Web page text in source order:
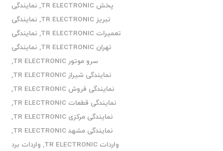
پخش TR ELECTRONIC
, نمایندگی
تبریز TR ELECTRONIC
, نمایندگی
تعمیرات TR ELECTRONIC
, نمایندگی
تهران TR ELECTRONIC
, نمایندگی
سرو موتور TR ELECTRONIC
,
نمایندگی شیراز TR ELECTRONIC
,
نمایندگی فروش TR ELECTRONIC
,
نمایندگی قطعات TR ELECTRONIC
,
نمایندگی مرکزی TR ELECTRONIC
,
نمایندگی مشهد TR ELECTRONIC
,
واردات TR ELECTRONIC
, واردات برد